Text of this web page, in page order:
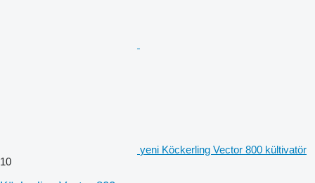
yeni Köckerling Vector 800 kültivatör
10